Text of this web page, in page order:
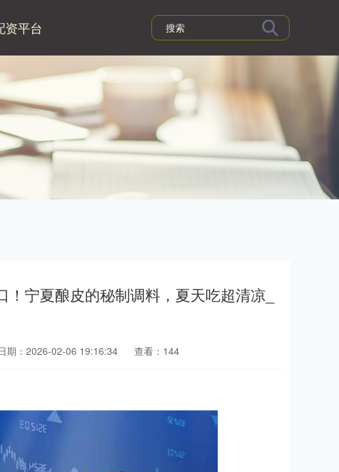
资平台
宁夏酿皮的秘制调料，夏天吃超清凉_
期：2026-02-06 19:16:34 查看：144